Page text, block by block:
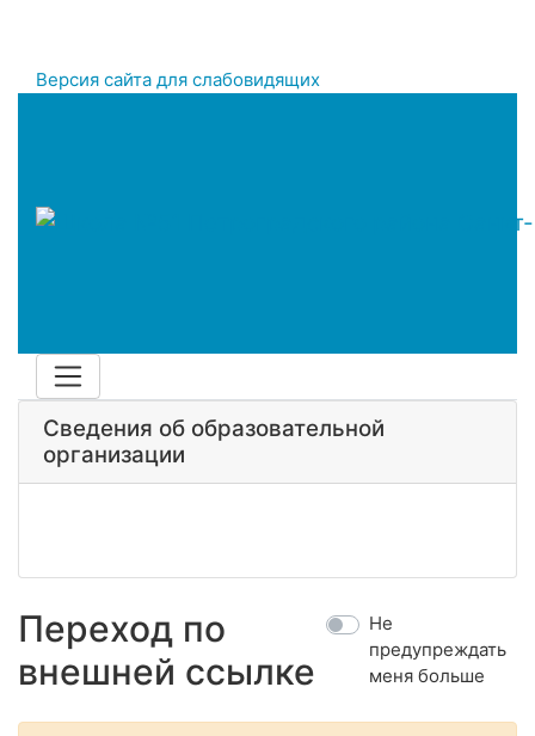
Версия сайта для слабовидящих
Сведения об образовательной
организации
Переход по
внешней ссылке
Не
предупреждать
меня больше